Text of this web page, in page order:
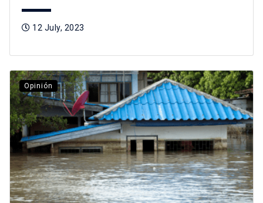
12 July, 2023
Opinión